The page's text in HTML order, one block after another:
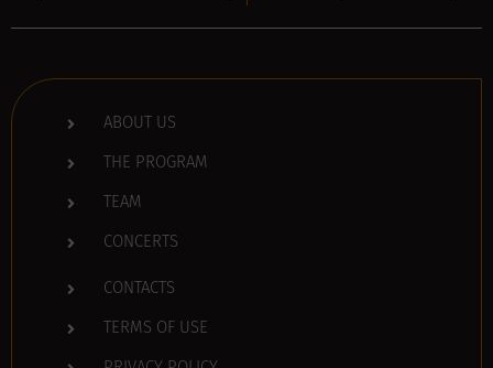
ABOUT US
THE PROGRAM
TEAM
CONCERTS
CONTACTS
TERMS OF USE